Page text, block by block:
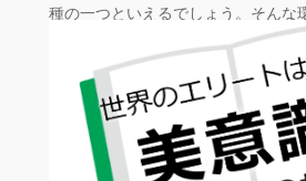
種の一つといえるでしょう。そんな